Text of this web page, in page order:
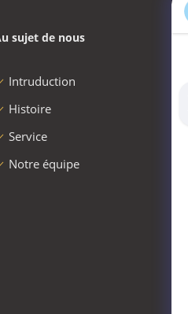
sujet de nous
Intruduction
Histoire
Service
Notre équipe